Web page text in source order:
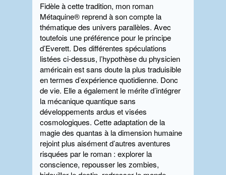
Fidèle à cette tradition, mon roman
Métaquine® reprend à son compte la
thématique des univers parallèles. Avec
toutefois une préférence pour le principe
d’Everett. Des différentes spéculations
listées ci-dessus, l’hypothèse du physicien
américain est sans doute la plus traduisible
en termes d’expérience quotidienne. Donc
de vie. Elle a également le mérite d’intégrer
la mécanique quantique sans
développements ardus et visées
cosmologiques. Cette adaptation de la
magie des quantas à la dimension humaine
rejoint plus aisément d’autres aventures
risquées par le roman : explorer la
conscience, repousser les zombies,